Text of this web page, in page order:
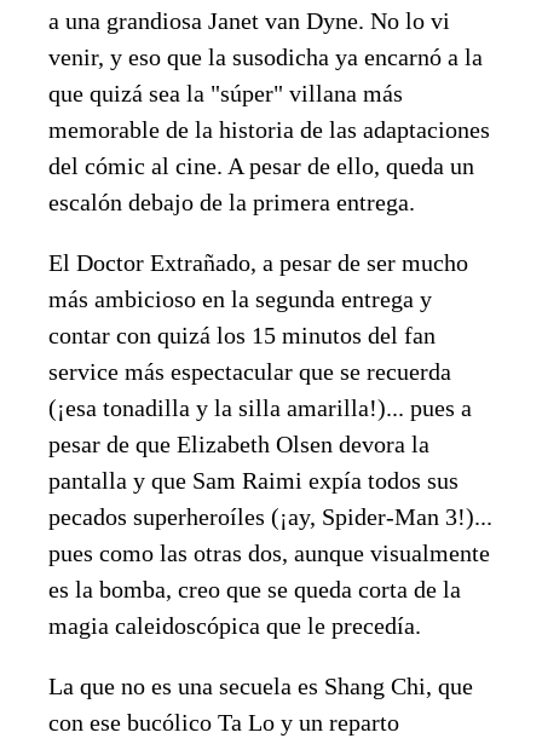
a una grandiosa Janet van Dyne. No lo vi
venir, y eso que la susodicha ya encarnó a la
que quizá sea la "súper" villana más
memorable de la historia de las adaptaciones
del cómic al cine. A pesar de ello, queda un
escalón debajo de la primera entrega.
El Doctor Extrañado, a pesar de ser mucho
más ambicioso en la segunda entrega y
contar con quizá los 15 minutos del fan
service más espectacular que se recuerda
(¡esa tonadilla y la silla amarilla!)... pues a
pesar de que Elizabeth Olsen devora la
pantalla y que Sam Raimi expía todos sus
pecados superheroíles (¡ay, Spider-Man 3!)...
pues como las otras dos, aunque visualmente
es la bomba, creo que se queda corta de la
magia caleidoscópica que le precedía.
La que no es una secuela es Shang Chi, que
con ese bucólico Ta Lo y un reparto